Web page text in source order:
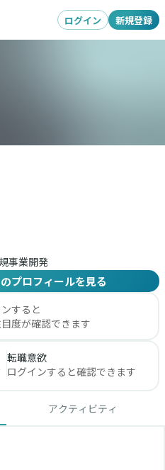
ログイン 新規登録
事業開発
プロフィールを見る
すると
度が確認できます
転職意欲
ログインすると確認できます
アクティビティ